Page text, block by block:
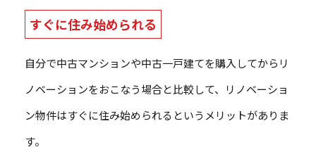
すぐに住み始められる
自分で中古マンションや中古一戸建てを購入してからリ
ノベーションをおこなう場合と比較して、リノベーショ
ン物件はすぐに住み始められるというメリットがありま
す。